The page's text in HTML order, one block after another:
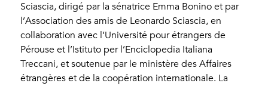
Sciascia, dirigé par la sénatrice Emma Bonino et par
l’Association des amis de Leonardo Sciascia, en
collaboration avec l’Université pour étrangers de
Pérouse et l’Istituto per l’Enciclopedia Italiana
Treccani, et soutenue par le ministère des Affaires
étrangères et de la coopération internationale. La